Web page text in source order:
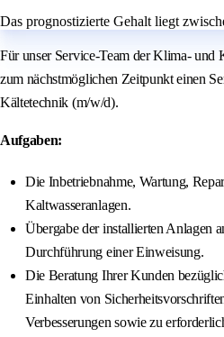
Das prognostizierte Gehalt liegt
Für unser Service-Team der Klima- und
zum nächstmöglichen Zeitpunkt einen
Kältetechnik (m/w/d).
Aufgaben:
Die Inbetriebnahme, Wartung,
Kaltwasseranlagen.
Übergabe der installierten Anlagen
Durchführung einer Einweisung.
Die Beratung Ihrer Kunden
Einhalten von
Verbesserungen sowie zu